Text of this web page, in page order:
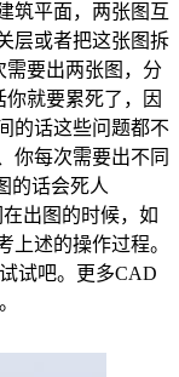
筑平面，两张图互
层或者把这张图拆
需要出两张图，分
就要累死了，因
的话这些问题都不
你每次需要出不同
的话会死人
出图的时候，如
上述的操作过程。
试吧。更多CAD